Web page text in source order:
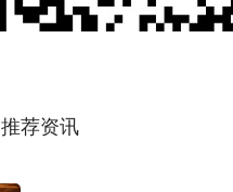
推荐资讯